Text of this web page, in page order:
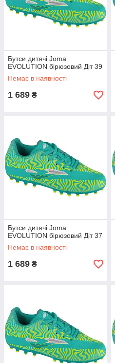
Бутси дитячі Joma
EVOLUTION бірюзовий Діт 39
Немає в наявності
1 689 ₴
Бутси дитячі Joma
EVOLUTION бірюзовий Діт 37
Немає в наявності
1 689 ₴